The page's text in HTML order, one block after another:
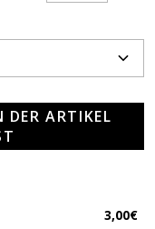
DER ARTIKEL
3,00€